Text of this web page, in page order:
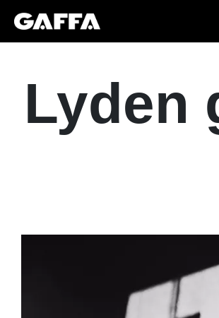
Lyden